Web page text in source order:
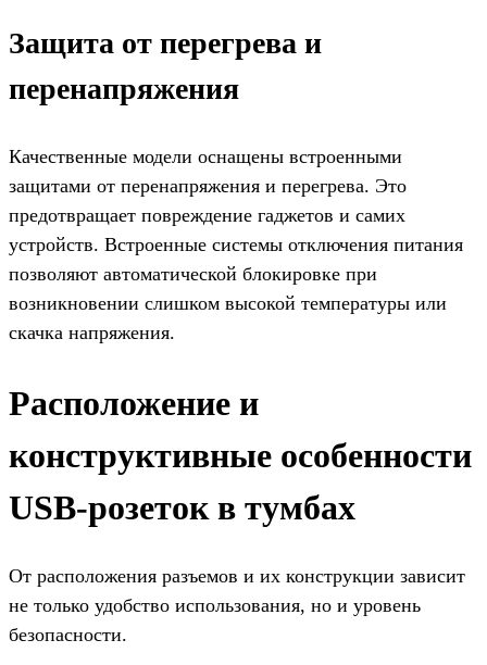
Защита от перегрева и
перенапряжения
Качественные модели оснащены встроенными
защитами от перенапряжения и перегрева. Это
предотвращает повреждение гаджетов и самих
устройств. Встроенные системы отключения питания
позволяют автоматической блокировке при
возникновении слишком высокой температуры или
скачка напряжения.
Расположение и
конструктивные особенности
USB-розеток в тумбах
От расположения разъемов и их конструкции зависит
не только удобство использования, но и уровень
безопасности.